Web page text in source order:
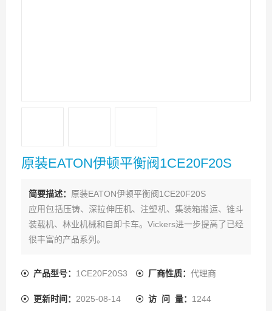
原装EATON伊顿平衡阀1CE20F20S
简要描述： 原装EATON伊顿平衡阀1CE20F20S
应用包括压铸、深拉伸压机、注塑机、集装箱搬运、锥斗
装载机、林业机械和自卸卡车。Vickers进一步提高了已经
很丰富的产品系列。
产品型号： 1CE20F20S3 厂商性质： 代理商
更新时间： 2025-08-14 访 问 量： 1244